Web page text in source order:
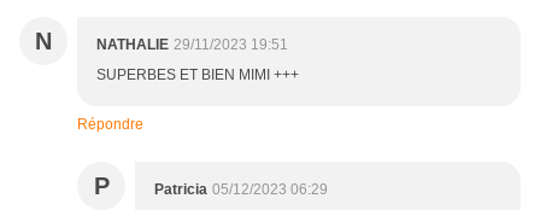
N NATHALIE 29/11/2023 19:51
SUPERBES ET BIEN MIMI +++
Répondre
P Patricia 05/12/2023 06:29